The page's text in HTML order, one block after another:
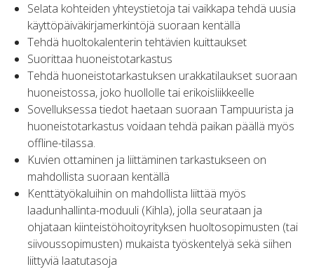
Selata kohteiden yhteystietoja tai vaikkapa tehdä uusia
käyttöpäiväkirjamerkintöjä suoraan kentällä
Tehdä huoltokalenterin tehtävien kuittaukset
Suorittaa huoneistotarkastus
Tehdä huoneistotarkastuksen urakkatilaukset suoraan
huoneistossa, joko huollolle tai erikoisliikkeelle
Sovelluksessa tiedot haetaan suoraan Tampuurista ja
huoneistotarkastus voidaan tehdä paikan päällä myös
offline-tilassa.
Kuvien ottaminen ja liittäminen tarkastukseen on
mahdollista suoraan kentällä
Kenttätyökaluihin on mahdollista liittää myös
laadunhallinta-moduuli (Kihla), jolla seurataan ja
ohjataan kiinteistöhoitoyrityksen huoltosopimusten (tai
siivoussopimusten) mukaista työskentelyä sekä siihen
liittyviä laatutasoja